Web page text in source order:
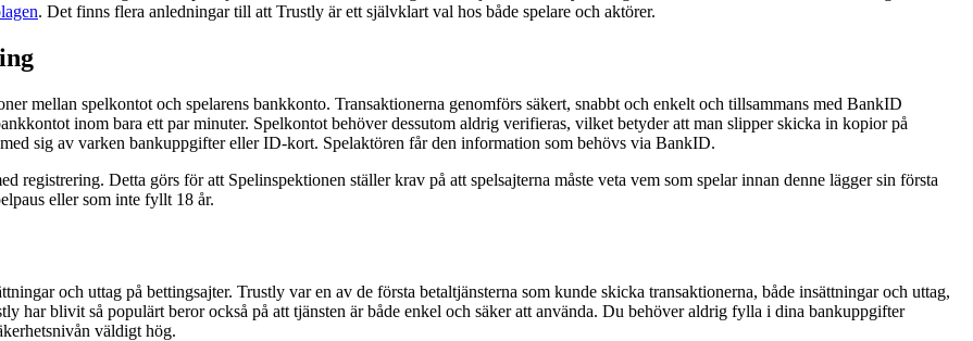
. Det finns flera anledningar till att Trustly är ett självklart val hos både spelare och aktörer.
mellan spelkontot och spelarens bankkonto. Transaktionerna genomförs säkert, snabbt och enkelt och tillsammans med BankID
inom bara ett par minuter. Spelkontot behöver dessutom aldrig verifieras, vilket betyder att man slipper skicka in kopior på
sig av varken bankuppgifter eller ID-kort. Spelaktören får den information som behövs via BankID.
registrering. Detta görs för att Spelinspektionen ställer krav på att spelsajterna måste veta vem som spelar innan denne lägger sin första
eller som inte fyllt 18 år.
och uttag på bettingsajter. Trustly var en av de första betaltjänsterna som kunde skicka transaktionerna, både insättningar och uttag,
har blivit så populärt beror också på att tjänsten är både enkel och säker att använda. Du behöver aldrig fylla i dina bankuppgifter
väldigt hög.